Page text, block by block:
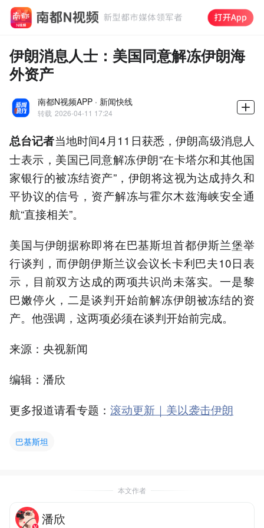
伊朗消息人士：美国同意解冻伊朗海
外资产
南都N视频APP · 新闻快线
转载 2026-04-11 17:24
总台记者当地时间4月11日获悉，伊朗高级消息人
士表示，美国已同意解冻伊朗“在卡塔尔和其他国
家银行的被冻结资产”，伊朗将这视为达成持久和
平协议的信号，资产解冻与霍尔木兹海峡安全通
航“直接相关”。
美国与伊朗据称即将在巴基斯坦首都伊斯兰堡举
行谈判，而伊朗伊斯兰议会议长卡利巴夫10日表
示，目前双方达成的两项共识尚未落实。一是黎
巴嫩停火，二是谈判开始前解冻伊朗被冻结的资
产。他强调，这两项必须在谈判开始前完成。
来源：央视新闻
编辑：潘欣
更多报道请看专题： 滚动更新｜美以袭击伊朗
巴基斯坦
本文作者
潘欣